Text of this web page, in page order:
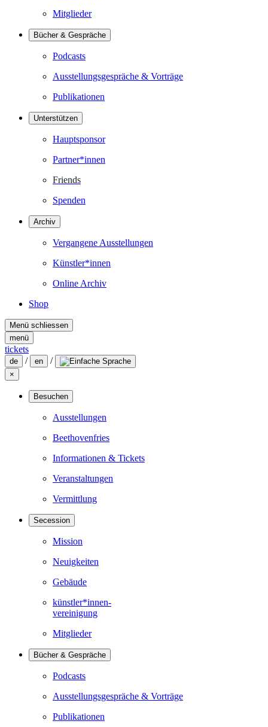
Mitglieder
Bücher & Gespräche
Podcasts
Ausstellungsgespräche & Vorträge
Publikationen
Unterstützen
Hauptsponsor
Partner*innen
Friends
Spenden
Archiv
Vergangene Ausstellungen
Künstler*innen
Online Archiv
Shop
Menü schliessen
menü
tickets
de / en /
×
Besuchen
Ausstellungen
Beethovenfries
Informationen & Tickets
Veranstaltungen
Vermittlung
Secession
Mission
Neuigkeiten
Gebäude
künstler*innen-
vereinigung
Mitglieder
Bücher & Gespräche
Podcasts
Ausstellungsgespräche & Vorträge
Publikationen